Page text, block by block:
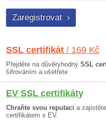
SSL certifikát / 169 Kč
Přejděte na důvěryhodný SSL
šifrováním a ušetřete.
EV SSL certifikáty
Chraňte svou reputaci a
certifikátem s EV.